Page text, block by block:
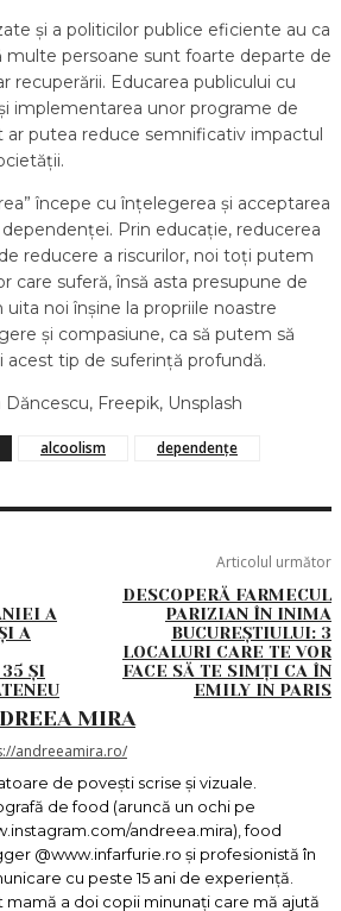
și a politicilor publice eficiente au ca
persoane sunt foarte departe de
recuperării. Educarea publicului cu
implementarea unor programe de
putea reduce semnificativ impactul
începe cu înțelegerea și acceptarea
Prin educație, reducerea
reducere a riscurilor, noi toți putem
care suferă, însă asta presupune de
noi înșine la propriile noastre
și compasiune, ca să putem să
acest tip de suferință profundă.
Freepik, Unsplash
alcoolism dependențe
A
A
ȘI
Articolul următor
DESCOPERĂ FARMECUL
PARIZIAN ÎN INIMA
BUCUREȘTIULUI: 3
LOCALURI CARE TE VOR
FACE SĂ TE SIMȚI CA ÎN
EMILY IN PARIS
MIRA
andreeamira.ro/
de povești scrise și vizuale.
de food (aruncă un ochi pe
andreea.mira), food
@www.infarfurie.ro și profesionistă în
cu peste 15 ani de experiență.
mamă a doi copii minunați care mă ajută